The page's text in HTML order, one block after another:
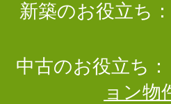
新築のお役立ち：
中古のお役立ち：
ョン物